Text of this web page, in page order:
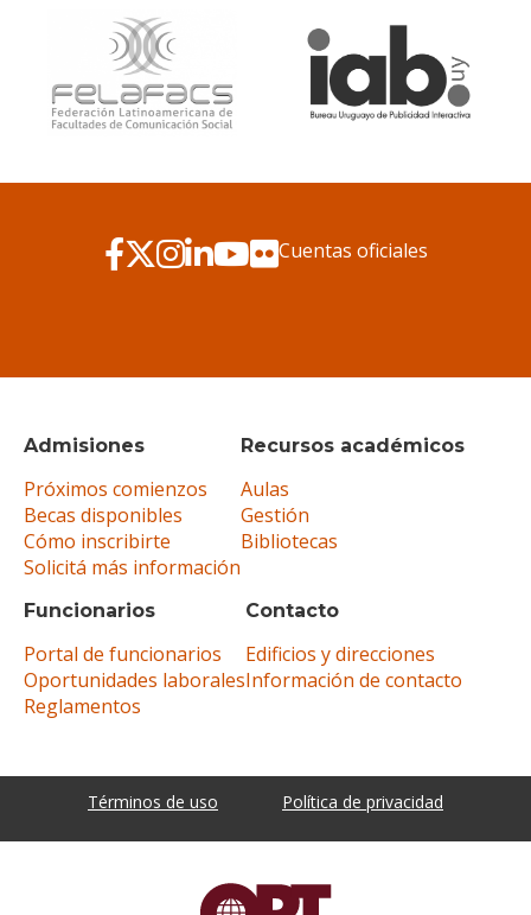
Admisiones
Próximos comienzos
Becas disponibles
Cómo inscribirte
Solicitá más información
Recursos académicos
Aulas
Gestión
Bibliotecas
Funcionarios
Portal de funcionarios
Oportunidades laborales
Reglamentos
Contacto
Edificios y direcciones
Información de contacto
Cuentas oficiales
Términos de uso Política de privacidad